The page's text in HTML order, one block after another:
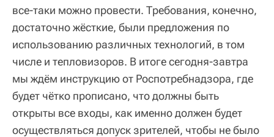
все-таки можно провести. Требования, конечно,
достаточно жёсткие, были предложения по
использованию различных технологий, в том
числе и тепловизоров. В итоге сегодня-завтра
мы ждём инструкцию от Роспотребнадзора, где
будет чётко прописано, что должны быть
открыты все входы, как именно должен будет
осуществляться допуск зрителей, чтобы не было